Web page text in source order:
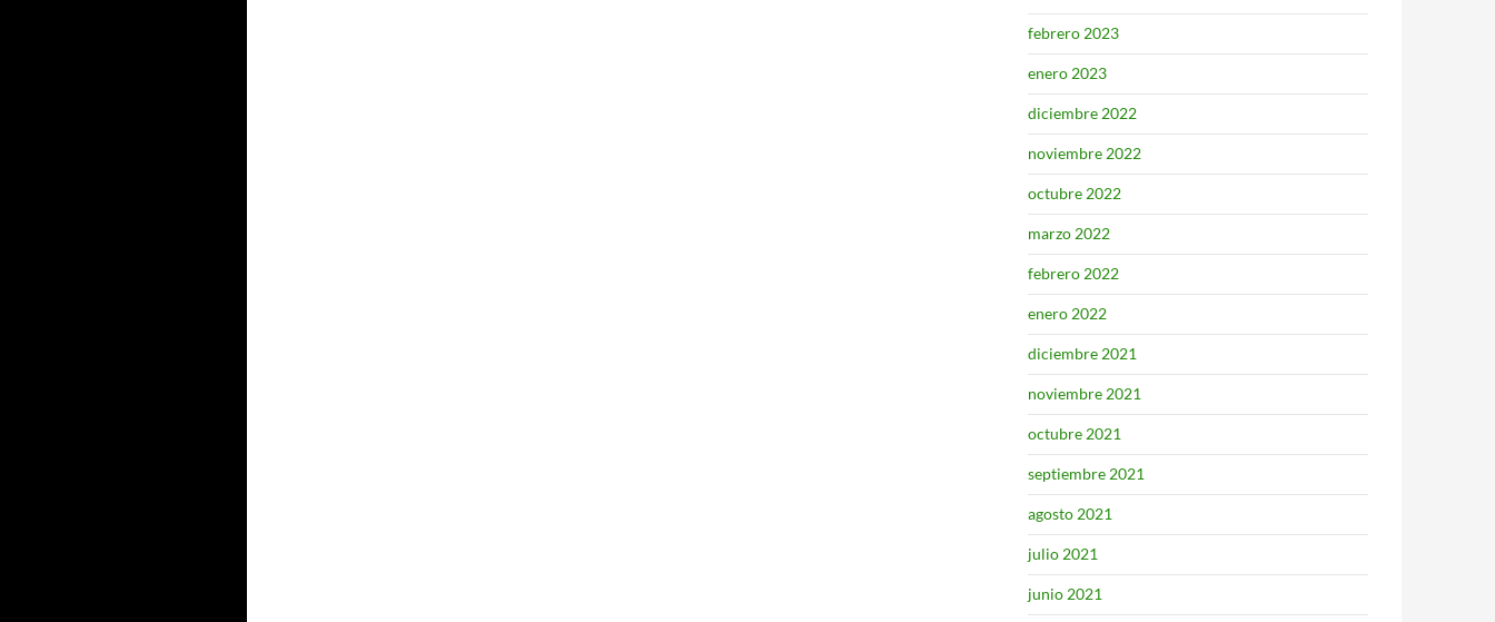
febrero 2023
enero 2023
diciembre 2022
noviembre 2022
octubre 2022
marzo 2022
febrero 2022
enero 2022
diciembre 2021
noviembre 2021
octubre 2021
septiembre 2021
agosto 2021
julio 2021
junio 2021